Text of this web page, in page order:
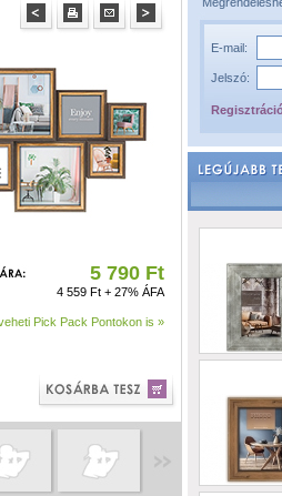
5 790 Ft
4 559 Ft + 27% ÁFA
Pick Pack Pontokon is »
E-mail:
Jelszó: